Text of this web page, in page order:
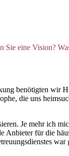
eine Vision?
benötigten wir
die uns
Je mehr ich
Anbieter für die